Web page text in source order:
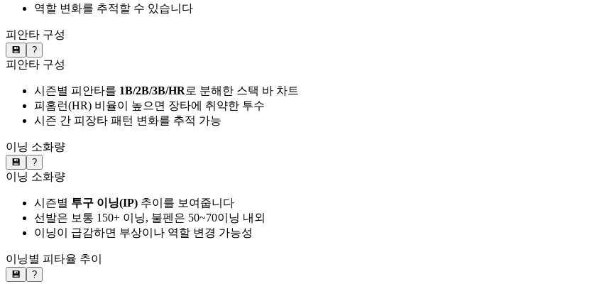
역할 변화를 추적할 수 있습니다
피안타 구성
💾 ?
피안타 구성
시즌별 피안타를 1B/2B/3B/HR로 분해한 스택 바 차트
피홈런(HR) 비율이 높으면 장타에 취약한 투수
시즌 간 피장타 패턴 변화를 추적 가능
이닝 소화량
💾 ?
이닝 소화량
시즌별 투구 이닝(IP) 추이를 보여줍니다
선발은 보통 150+ 이닝, 불펜은 50~70이닝 내외
이닝이 급감하면 부상이나 역할 변경 가능성
이닝별 피타율 추이
💾 ?